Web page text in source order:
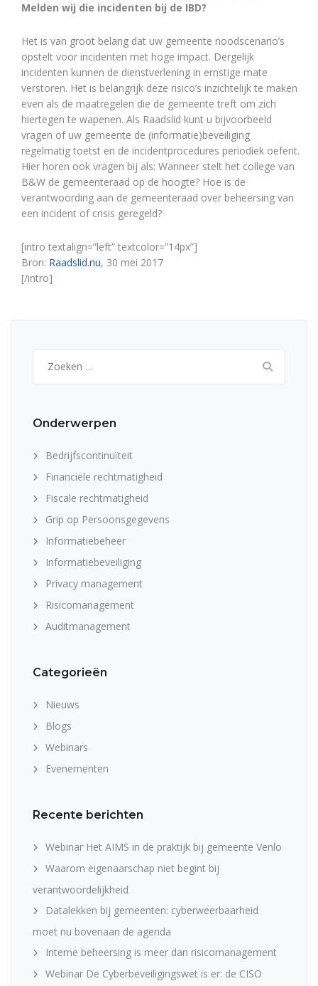
Melden wij die incidenten bij de IBD?
Het is van groot belang dat uw gemeente noodscenario’s
opstelt voor incidenten met hoge impact. Dergelijk
incidenten kunnen de dienstverlening in ernstige mate
verstoren. Het is belangrijk deze risico’s inzichtelijk te maken
even als de maatregelen die de gemeente treft om zich
hiertegen te wapenen. Als Raadslid kunt u bijvoorbeeld
vragen of uw gemeente de (informatie)beveiliging
regelmatig toetst en de incidentprocedures periodiek oefent.
Hier horen ook vragen bij als: Wanneer stelt het college van
B&W de gemeenteraad op de hoogte? Hoe is de
verantwoording aan de gemeenteraad over beheersing van
een incident of crisis geregeld?
[intro textalign=”left” textcolor=”14px”]
Bron: Raadslid.nu, 30 mei 2017
[/intro]
naar:
Onderwerpen
Bedrijfscontinuïteit
Financiële rechtmatigheid
Fiscale rechtmatigheid
Grip op Persoonsgegevens
Informatiebeheer
Informatiebeveiliging
Privacy management
Risicomanagement
Auditmanagement
Categorieën
Nieuws
Blogs
Webinars
Evenementen
Recente berichten
Webinar Het AIMS in de praktijk bij gemeente Venlo
Waarom eigenaarschap niet begint bij
verantwoordelijkheid
Datalekken bij gemeenten: cyberweerbaarheid
moet nu bovenaan de agenda
Interne beheersing is meer dan risicomanagement
Webinar De Cyberbeveiligingswet is er: de CISO